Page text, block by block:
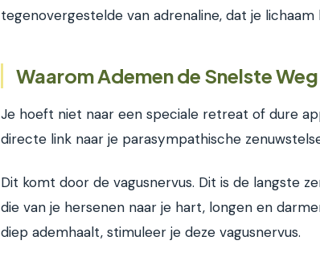
tegenovergestelde van adrenaline, dat je
Waarom Ademen de Snelste
Je hoeft niet naar een speciale retreat of dure
directe link naar je parasympathische
Dit komt door de vagusnervus. Dit is de langste
die van je hersenen naar je hart, longen en
diep ademhaalt, stimuleer je deze vagusnervus.